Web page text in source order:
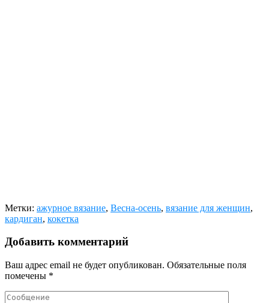
Метки: ажурное вязание, Весна-осень, вязание для женщин,
кардиган, кокетка
Добавить комментарий
Ваш адрес email не будет опубликован. Обязательные поля
помечены *